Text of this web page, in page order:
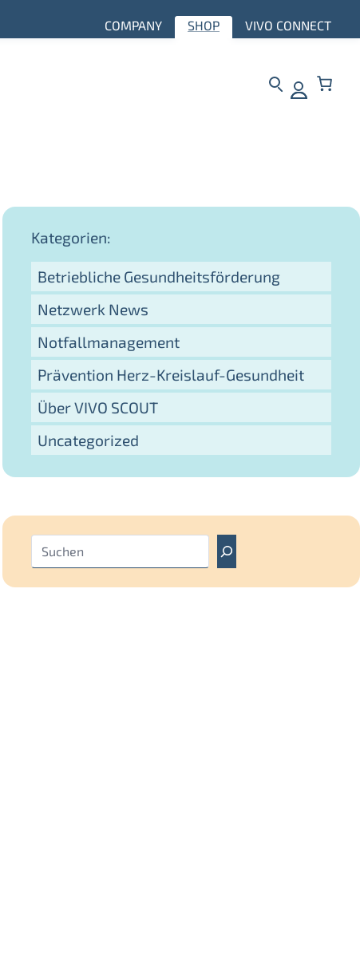
COMPANY SHOP VIVO CONNECT
Kategorien:
Betriebliche Gesundheitsförderung
Netzwerk News
Notfallmanagement
Prävention Herz-Kreislauf-Gesundheit
Über VIVO SCOUT
Uncategorized
u
c